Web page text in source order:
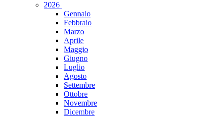
2026
Gennaio
Febbraio
Marzo
Aprile
Maggio
Giugno
Luglio
Agosto
Settembre
Ottobre
Novembre
Dicembre